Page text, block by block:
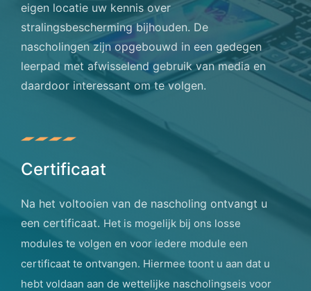
eigen locatie uw kennis over
stralingsbescherming bijhouden. De
nascholingen zijn opgebouwd in een gedegen
leerpad met afwisselend gebruik van media en
daardoor interessant om te volgen.
Certificaat
Na het voltooien van de nascholing ontvangt u
een certificaat. Het is mogelijk bij ons losse
modules te volgen en voor iedere module een
certificaat te ontvangen. Hiermee toont u aan dat u
hebt voldaan aan de wettelijke nascholingseis voor